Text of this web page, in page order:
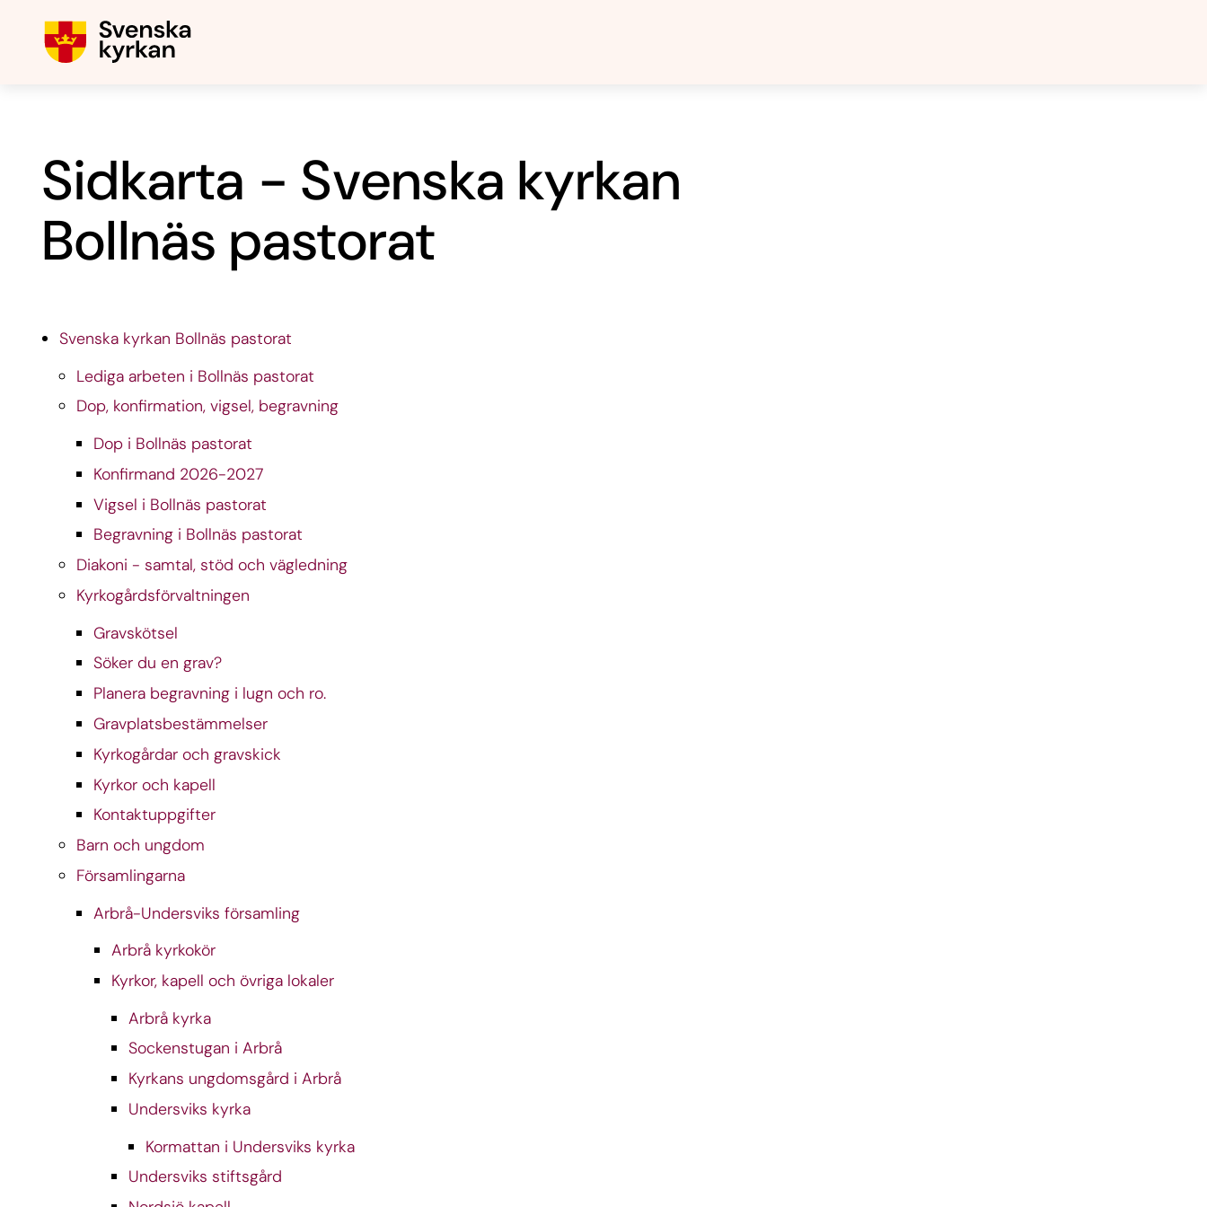
Sidkarta - Svenska kyrkan
Bollnäs pastorat
Svenska kyrkan Bollnäs pastorat
Lediga arbeten i Bollnäs pastorat
Dop, konfirmation, vigsel, begravning
Dop i Bollnäs pastorat
Konfirmand 2026-2027
Vigsel i Bollnäs pastorat
Begravning i Bollnäs pastorat
Diakoni - samtal, stöd och vägledning
Kyrkogårdsförvaltningen
Gravskötsel
Söker du en grav?
Planera begravning i lugn och ro.
Gravplatsbestämmelser
Kyrkogårdar och gravskick
Kyrkor och kapell
Kontaktuppgifter
Barn och ungdom
Församlingarna
Arbrå-Undersviks församling
Arbrå kyrkokör
Kyrkor, kapell och övriga lokaler
Arbrå kyrka
Sockenstugan i Arbrå
Kyrkans ungdomsgård i Arbrå
Undersviks kyrka
Kormattan i Undersviks kyrka
Undersviks stiftsgård